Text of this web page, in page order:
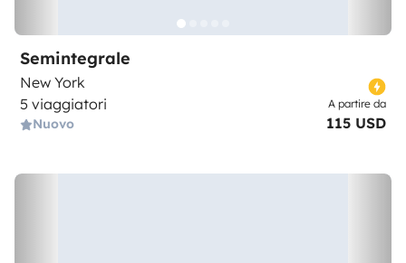
Semintegrale
New York
5 viaggiatori
Nuovo
A partire da
115 USD